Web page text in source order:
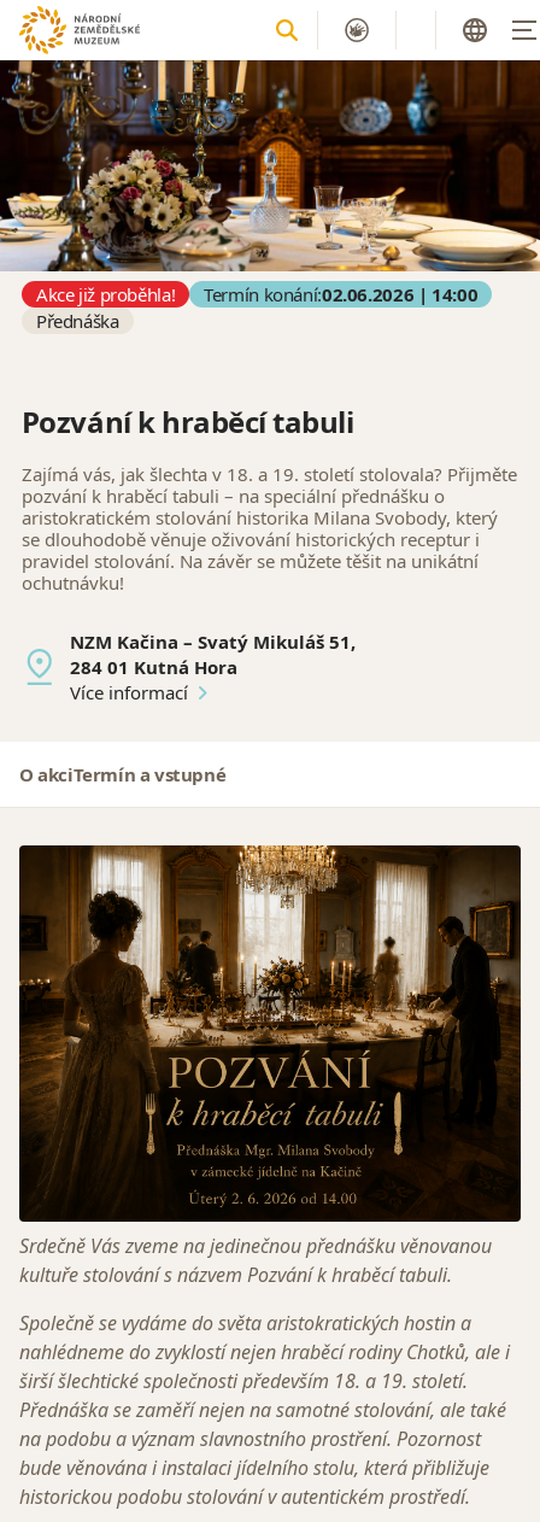
Akce již proběhla! Termín konání:02.06.2026 | 14:00
Přednáška
Pozvání k hraběcí tabuli
Zajímá vás, jak šlechta v 18. a 19. století stolovala? Přijměte
pozvání k hraběcí tabuli – na speciální přednášku o
aristokratickém stolování historika Milana Svobody, který
se dlouhodobě věnuje oživování historických receptur i
pravidel stolování. Na závěr se můžete těšit na unikátní
ochutnávku!
NZM Kačina – Svatý Mikuláš 51,
284 01 Kutná Hora
Více informací
O akciTermín a vstupné
Srdečně Vás zveme na jedinečnou přednášku věnovanou
kultuře stolování s názvem Pozvání k hraběcí tabuli.
Společně se vydáme do světa aristokratických hostin a
nahlédneme do zvyklostí nejen hraběcí rodiny Chotků, ale i
širší šlechtické společnosti především 18. a 19. století.
Přednáška se zaměří nejen na samotné stolování, ale také
na podobu a význam slavnostního prostření. Pozornost
bude věnována i instalaci jídelního stolu, která přibližuje
historickou podobu stolování v autentickém prostředí.